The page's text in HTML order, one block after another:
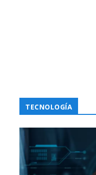
TECNOLOGÍA